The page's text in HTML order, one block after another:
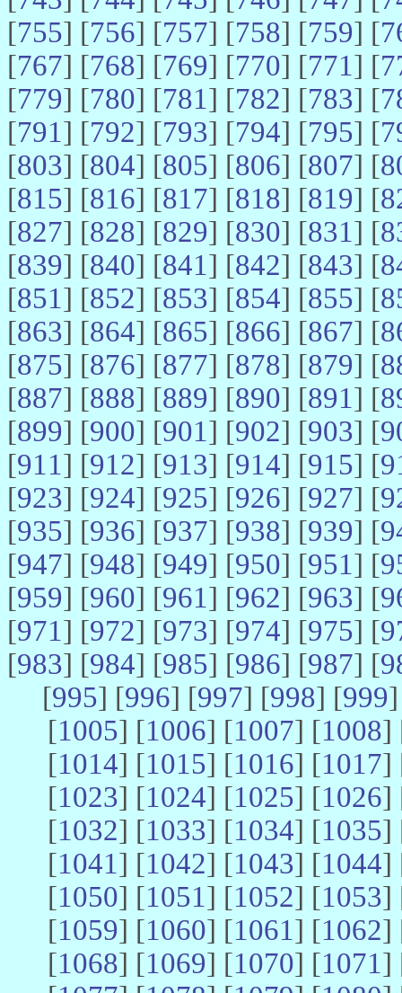
[755] [756] [757] [758] [759] [
[767] [768] [769] [770] [771] [
[779] [780] [781] [782] [783] [
[791] [792] [793] [794] [795] [
[803] [804] [805] [806] [807] [
[815] [816] [817] [818] [819] [
[827] [828] [829] [830] [831] [
[839] [840] [841] [842] [843] [
[851] [852] [853] [854] [855] [
[863] [864] [865] [866] [867] [
[875] [876] [877] [878] [879] [
[887] [888] [889] [890] [891] [
[899] [900] [901] [902] [903] [
[911] [912] [913] [914] [915] [
[923] [924] [925] [926] [927] [
[935] [936] [937] [938] [939] [
[947] [948] [949] [950] [951] [
[959] [960] [961] [962] [963] [
[971] [972] [973] [974] [975] [
[983] [984] [985] [986] [987] [
[995] [996] [997] [998] [999
[1005] [1006] [1007] [1008]
[1014] [1015] [1016] [1017]
[1023] [1024] [1025] [1026]
[1032] [1033] [1034] [1035]
[1041] [1042] [1043] [1044]
[1050] [1051] [1052] [1053]
[1059] [1060] [1061] [1062]
[1068] [1069] [1070] [1071]